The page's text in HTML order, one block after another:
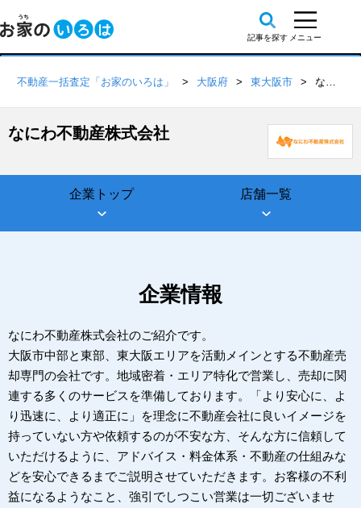
不動産一括査定「お家のいろは」 大阪府 東大阪市 なにわ不動産株式会社
なにわ不動産株式会社
企業トップ 店舗一覧
企業情報
なにわ不動産株式会社のご紹介です。
大阪市中部と東部、東大阪エリアを活動メインとする不動産売
却専門の会社です。地域密着・エリア特化で営業し、売却に関
連する多くのサービスを準備しております。「より安心に、よ
り迅速に、より適正に」を理念に不動産会社に良いイメージを
持っていない方や依頼するのが不安な方、そんな方に信頼して
いただけるように、アドバイス・料金体系・不動産の仕組みな
どを安心できるまでご説明させていただきます。お客様の不利
益になるようなこと、強引でしつこい営業は一切ございませ